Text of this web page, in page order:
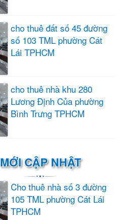
cho thuê đất số 45 đường
số 103 TML phường Cát
Lái TPHCM
cho thuê nhà khu 280
Lương Định Của phường
Bình Trưng TPHCM
MỚI CẬP NHẬT
Cho thuê nhà số 3 đường
105 TML phường Cát Lái
TPHCM